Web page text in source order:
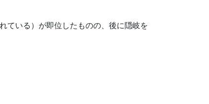
ている）が即位したものの、後に隠岐を